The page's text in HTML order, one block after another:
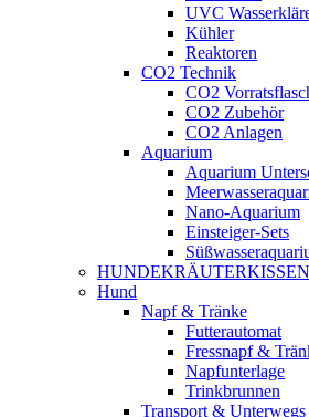
UVC
Kühler
Reaktoren
CO2 Technik
CO2
CO2 Zubehör
CO2 Anlagen
Aquarium
Aquarium
Nano-Aquarium
Einsteiger-Sets
HUNDEKRÄUTERKISSEN
Hund
Napf & Tränke
Futterautomat
Fressnapf &
Napfunterlage
Trinkbrunnen
Transport & Unterwegs